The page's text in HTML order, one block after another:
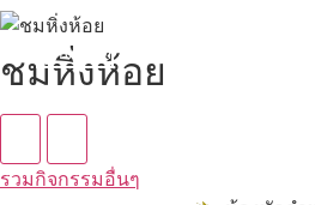
ชมหิ่งห้อย
รวมกิจกรรมอื่นๆ
ดูทั้งหมด